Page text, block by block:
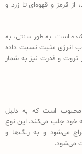
قرمز و قهوه‌ای تا زرد و
است. به طور سنتی، به
انرژی مثبت نسبت داده
ثروت و قدرت نیز به شمار
محبوب است که به دلیل
خود جلب می‌کند. این نوع
می‌شود و به رنگ‌ها و
می‌شود.